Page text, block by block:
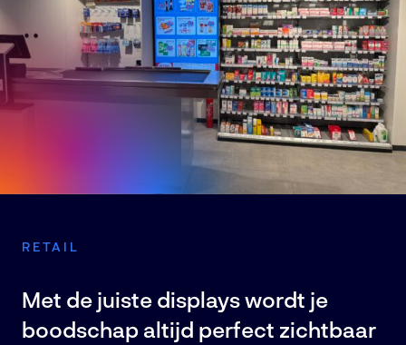
085 246 5650
info@avir.nl
KvK: 86863398
BTW: NL 8641.21.842 B01
IBAN: NL58 RABO 0198 6716 95
RETAIL
Met de juiste displays wordt je
boodschap altijd perfect zichtbaar